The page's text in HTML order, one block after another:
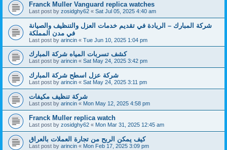
Franck Muller Vanguard replica watches
Last post by zosidghy62 « Sat Jul 05, 2025 4:40 am
شركة المبارك – الريادة في تقديم خدمات العزل والتنظيف والصيانة
في مدن المملكة
Last post by arincin « Tue Jun 10, 2025 1:04 pm
كشف تسربات المياه شركة المبارك
Last post by arincin « Sat May 24, 2025 3:42 pm
شركة عزل اسطح شركة المبارك
Last post by arincin « Sat May 24, 2025 3:11 pm
شركة تنظيف مكيفات
Last post by arincin « Mon May 12, 2025 4:58 pm
Franck Muller replica watch
Last post by zosidghy62 « Mon Mar 31, 2025 12:45 am
كيف يمكن الربح من تجارة العملات بالعراق
Last post by arincin « Mon Feb 17, 2025 3:09 pm